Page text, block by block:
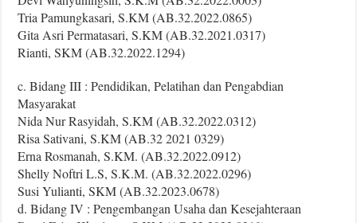
Tria Pamungkasari, S.KM (AB.32.2022.0865)
Gita Asri Permatasari, S.KM (AB.32.2021.0317)
Rianti, SKM (AB.32.2022.1294)
c. Bidang III : Pendidikan, Pelatihan dan Pengabdian
Masyarakat
Nida Nur Rasyidah, S.KM (AB.32.2022.0312)
Risa Sativani, S.KM (AB.32 2021 0329)
Erna Rosmanah, S.KM. (AB.32.2022.0912)
Shelly Noftri L.S, S.K.M. (AB.32.2022.0296)
Susi Yulianti, SKM (AB.32.2023.0678)
d. Bidang IV : Pengembangan Usaha dan Kesejahteraan